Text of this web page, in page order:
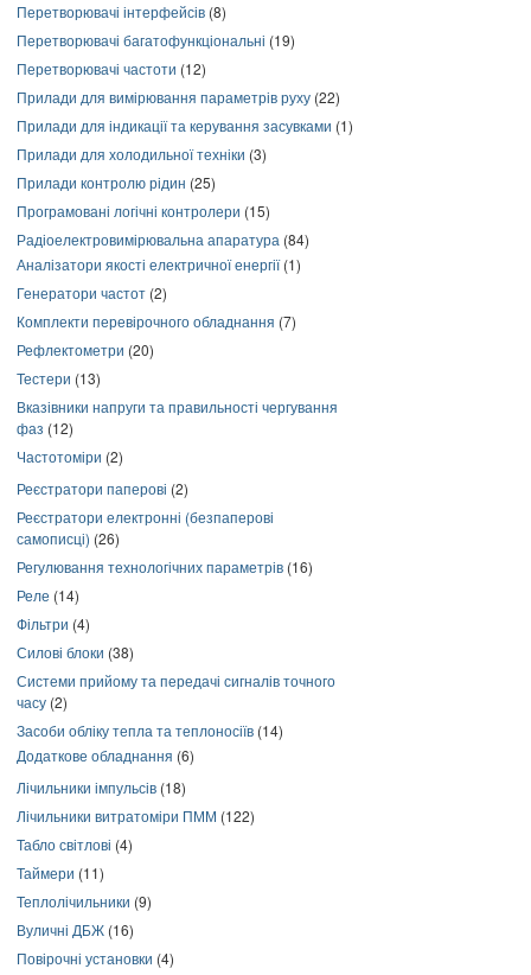
Перетворювачі інтерфейсів (8)
Перетворювачі багатофункціональні (19)
Перетворювачі частоти (12)
Прилади для вимірювання параметрів руху (22)
Прилади для індикації та керування засувками (1)
Прилади для холодильної техніки (3)
Прилади контролю рідин (25)
Програмовані логічні контролери (15)
Радіоелектровимірювальна апаратура (84)
Аналізатори якості електричної енергії(1)
Генератори частот (2)
Комплекти перевірочного обладнання (7)
Рефлектометри (20)
Тестери (13)
Вказівники напруги та правильності чергування
фаз (12)
Частотоміри (2)
Реєстратори паперові (2)
Реєстратори електронні (безпаперові
самописці) (26)
Регулювання технологічних параметрів (16)
Реле (14)
Фільтри (4)
Силові блоки (38)
Системи прийому та передачі сигналів точного
часу (2)
Засоби обліку тепла та теплоносіїв (14)
Додаткове обладнання (6)
Лічильники імпульсів (18)
Лічильники витратоміри ПММ (122)
Табло світлові (4)
Таймери (11)
Теплолічильники (9)
Вуличні ДБЖ (16)
Повірочні установки (4)